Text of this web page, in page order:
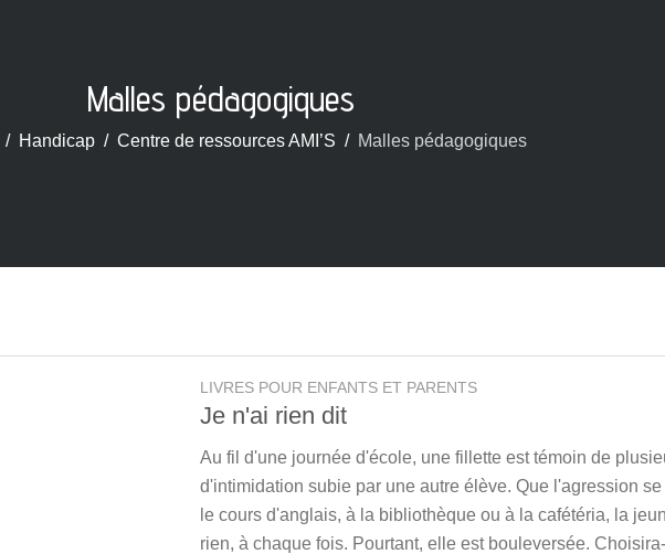
Malles pédagogiques
Handicap Centre de ressources AMI’S Malles pédagogiques
LIVRES POUR ENFANTS ET PARENTS
Je n'ai rien dit
Au fil d'une journée d'école, une fillette est témoin de
d'intimidation subie par une autre élève. Que l'agression
le cours d'anglais, à la bibliothèque ou à la cafétéria, la
rien, à chaque fois. Pourtant, elle est bouleversée.